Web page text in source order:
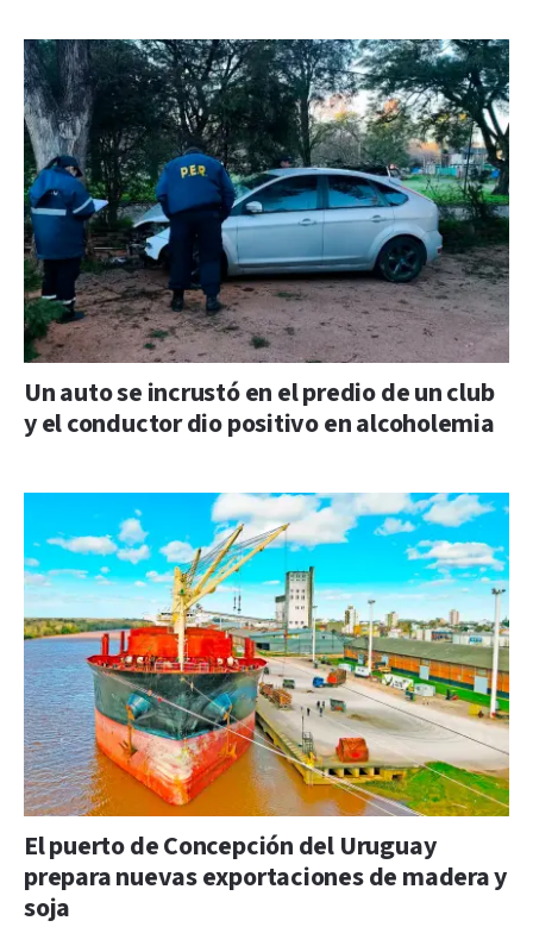
Un auto se incrustó en el predio de un club
y el conductor dio positivo en alcoholemia
El puerto de Concepción del Uruguay
prepara nuevas exportaciones de madera y
soja